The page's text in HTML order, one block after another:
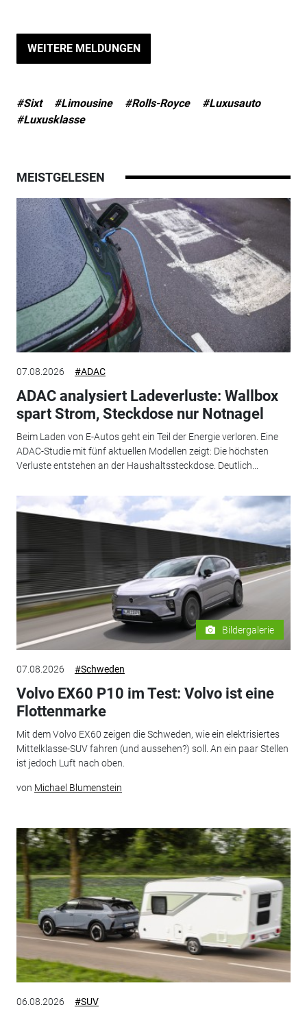
WEITERE MELDUNGEN
#Sixt #Limousine #Rolls-Royce
#Luxusauto
#Luxusklasse
MEISTGELESEN
07.08.2026 #ADAC
ADAC analysiert Ladeverluste: Wallbox
spart Strom, Steckdose nur Notnagel
Beim Laden von E-Autos geht ein Teil der Energie verloren. Eine
ADAC-Studie mit fünf aktuellen Modellen zeigt: Die höchsten
Verluste entstehen an der Haushaltssteckdose. Deutlich...
Bildergalerie
07.08.2026 #Schweden
Volvo EX60 P10 im Test: Volvo ist eine
Flottenmarke
Mit dem Volvo EX60 zeigen die Schweden, wie ein elektrisiertes
Mittelklasse-SUV fahren (und aussehen?) soll. An ein paar Stellen
ist jedoch Luft nach oben.
von Michael Blumenstein
06.08.2026 #SUV